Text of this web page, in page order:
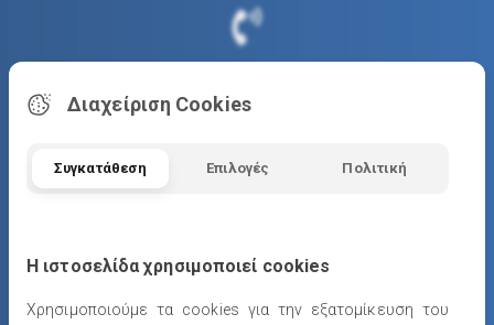
www.sailingtime.gr
Διαχείριση Cookies
Συγκατάθεση Επιλογές Πολιτική
Η ιστοσελίδα χρησιμοποιεί cookies
Χρησιμοποιούμε τα cookies για την εξατομίκευση του